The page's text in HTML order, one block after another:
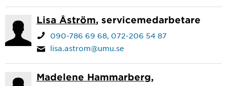
Lisa Åström, servicemedarbetare
090-786 69 68 072-206 54 87
lisa.astrom@umu.se
Madelene Hammarberg,